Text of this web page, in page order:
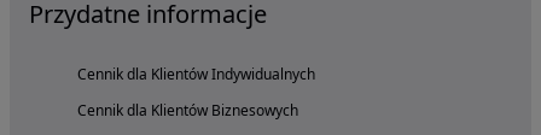
Przydatne informacje
Cennik dla Klientów Indywidualnych
Cennik dla Klientów Biznesowych